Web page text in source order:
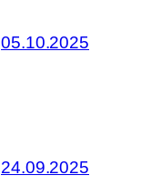
05.10.2025
24.09.2025